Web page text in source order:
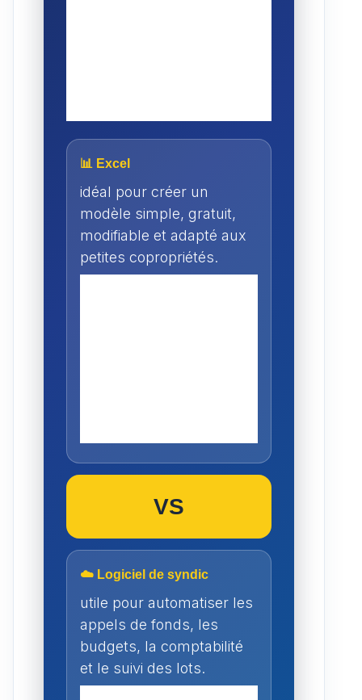
📊 Excel
idéal pour créer un
modèle simple, gratuit,
modifiable et adapté aux
petites copropriétés.
VS
☁️ Logiciel de syndic
utile pour automatiser les
appels de fonds, les
budgets, la comptabilité
et le suivi des lots.